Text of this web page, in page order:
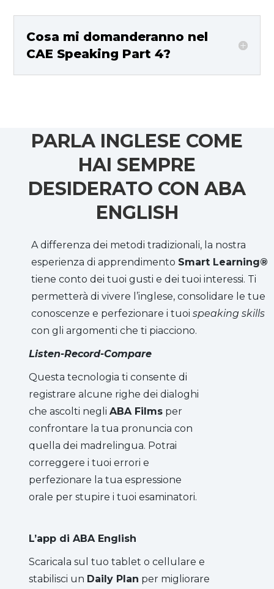
Cosa mi domanderanno nel
CAE Speaking Part 4?
PARLA INGLESE COME
HAI SEMPRE
DESIDERATO CON ABA
ENGLISH
A differenza dei metodi tradizionali, la nostra
esperienza di apprendimento Smart Learning®
tiene conto dei tuoi gusti e dei tuoi interessi. Ti
permetterà di vivere l’inglese, consolidare le tue
conoscenze e perfezionare i tuoi speaking skills
con gli argomenti che ti piacciono.
Listen-Record-Compare
Questa tecnologia ti consente di
registrare alcune righe dei dialoghi
che ascolti negli ABA Films per
confrontare la tua pronuncia con
quella dei madrelingua. Potrai
correggere i tuoi errori e
perfezionare la tua espressione
orale per stupire i tuoi esaminatori.
L’app di ABA English
Scaricala sul tuo tablet o cellulare e
stabilisci un Daily Plan per migliorare